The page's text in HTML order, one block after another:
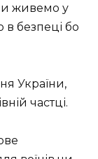
живемо у
безпеці бо
України,
частці.